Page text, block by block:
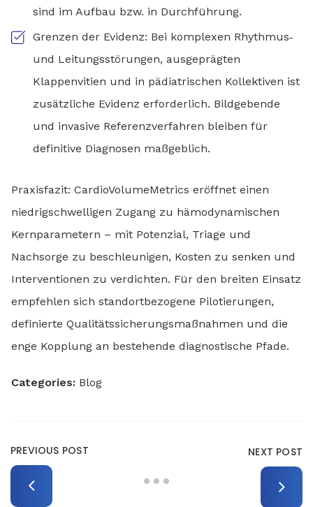
sind im Aufbau bzw. in Durchführung.
Grenzen der Evidenz: Bei komplexen Rhythmus‑
und Leitungsstörungen, ausgeprägten
Klappenvitien und in pädiatrischen Kollektiven ist
zusätzliche Evidenz erforderlich. Bildgebende
und invasive Referenzverfahren bleiben für
definitive Diagnosen maßgeblich.
Praxisfazit: CardioVolumeMetrics eröffnet einen
niedrigschwelligen Zugang zu hämodynamischen
Kernparametern – mit Potenzial, Triage und
Nachsorge zu beschleunigen, Kosten zu senken und
Interventionen zu verdichten. Für den breiten Einsatz
empfehlen sich standortbezogene Pilotierungen,
definierte Qualitätssicherungsmaßnahmen und die
enge Kopplung an bestehende diagnostische Pfade.
Categories: Blog
PREVIOUS POST NEXT POST